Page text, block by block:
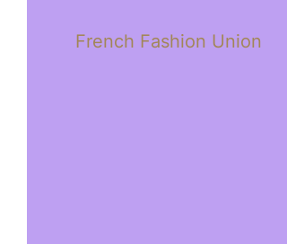
French Fashion Union